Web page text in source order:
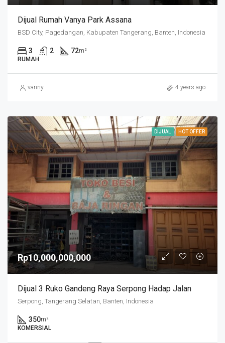
Dijual Rumah Vanya Park Assana
BSD City, Pagedangan, Kabupaten Tangerang, Banten, Indonesia
3 2 72m²
RUMAH
vanny 4 years ago
DIJUAL HOT OFFER
Rp10,000,000,000
Dijual 3 Ruko Gandeng Raya Serpong Hadap Jalan
Serpong, Tangerang Selatan, Banten, Indonesia
350m²
KOMERSIAL